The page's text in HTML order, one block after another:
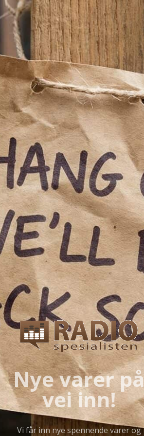
Nye varer på
vei inn!
Vi får inn nye spennende varer og